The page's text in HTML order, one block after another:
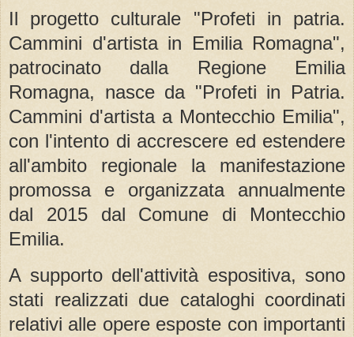
Il progetto culturale "Profeti in patria.
Cammini d'artista in Emilia Romagna",
patrocinato dalla Regione Emilia
Romagna, nasce da "Profeti in Patria.
Cammini d'artista a Montecchio Emilia",
con l'intento di accrescere ed estendere
all'ambito regionale la manifestazione
promossa e organizzata annualmente
dal 2015 dal Comune di Montecchio
Emilia.
A supporto dell'attività espositiva, sono
stati realizzati due cataloghi coordinati
relativi alle opere esposte con importanti